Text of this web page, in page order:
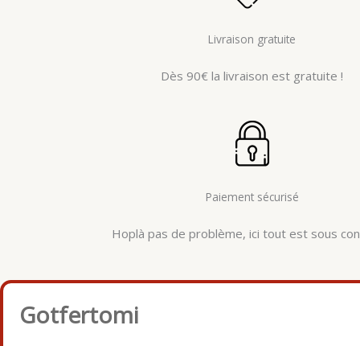
Livraison gratuite
Dès 90€ la livraison est gratuite !
Paiement sécurisé
Hoplà pas de problème, ici tout est sous
Gotfertomi